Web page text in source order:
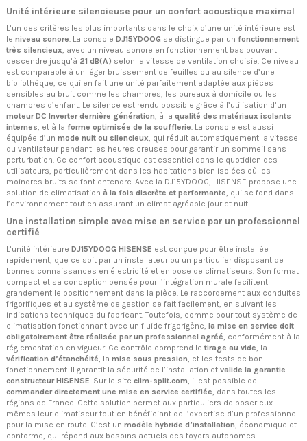
Unité intérieure silencieuse pour un confort acoustique maximal
L’un des critères les plus importants dans le choix d’une unité intérieure est
le niveau sonore. La console DJ15YDOOG se distingue par un fonctionnement
très silencieux, avec un niveau sonore en fonctionnement bas pouvant
descendre jusqu’à 21 dB(A) selon la vitesse de ventilation choisie. Ce niveau
est comparable à un léger bruissement de feuilles ou au silence d’une
bibliothèque, ce qui en fait une unité parfaitement adaptée aux pièces
sensibles au bruit comme les chambres, les bureaux à domicile ou les
chambres d’enfant. Le silence est rendu possible grâce à l’utilisation d’un
moteur DC Inverter dernière génération, à la qualité des matériaux isolants
internes, et à la forme optimisée de la soufflerie. La console est aussi
équipée d’un mode nuit ou silencieux, qui réduit automatiquement la vitesse
du ventilateur pendant les heures creuses pour garantir un sommeil sans
perturbation. Ce confort acoustique est essentiel dans le quotidien des
utilisateurs, particulièrement dans les habitations bien isolées où les
moindres bruits se font entendre. Avec la DJ15YDOOG, HISENSE propose une
solution de climatisation à la fois discrète et performante, qui se fond dans
l’environnement tout en assurant un climat agréable jour et nuit.
Une installation simple avec mise en service par un professionnel
certifié
L’unité intérieure DJ15YDOOG HISENSE est conçue pour être installée
rapidement, que ce soit par un installateur ou un particulier disposant de
bonnes connaissances en électricité et en pose de climatiseurs. Son format
compact et sa conception pensée pour l’intégration murale facilitent
grandement le positionnement dans la pièce. Le raccordement aux conduites
frigorifiques et au système de gestion se fait facilement, en suivant les
indications techniques du fabricant. Toutefois, comme pour tout système de
climatisation fonctionnant avec un fluide frigorigène, la mise en service doit
obligatoirement être réalisée par un professionnel agréé , conformément à la
réglementation en vigueur. Ce contrôle comprend le tirage au vide , la
vérification d’étanchéité , la mise sous pression , et les tests de bon
fonctionnement. Il garantit la sécurité de l’installation et valide la garantie
constructeur HISENSE . Sur le site clim-split.com , il est possible de
commander directement une mise en service certifiée , dans toutes les
régions de France. Cette solution permet aux particuliers de poser eux-
mêmes leur climatiseur tout en bénéficiant de l’expertise d’un professionnel
pour la mise en route. C’est un modèle hybride d’installation , économique et
conforme, qui répond aux besoins actuels des foyers autonomes.